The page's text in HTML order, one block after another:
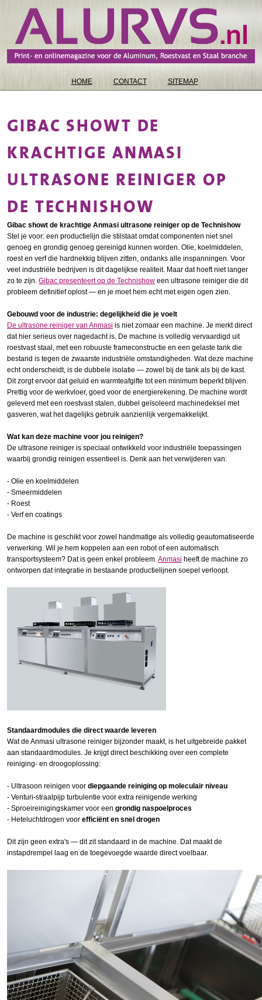
HOME CONTACT SITEMAP
GIBAC SHOWT DE
KRACHTIGE ANMASI
ULTRASONE REINIGER OP
DE TECHNISHOW
Gibac showt de krachtige Anmasi ultrasone reiniger op de Technishow
Stel je voor: een productielijn die stilstaat omdat componenten niet snel
genoeg en grondig genoeg gereinigd kunnen worden. Olie, koelmiddelen,
roest en verf die hardnekkig blijven zitten, ondanks alle inspanningen. Voor
veel industriële bedrijven is dit dagelijkse realiteit. Maar dat hoeft niet langer
zo te zijn. Gibac presenteert op de Technishow een ultrasone reiniger die dit
probleem definitief oplost — en je moet hem echt met eigen ogen zien.
Gebouwd voor de industrie: degelijkheid die je voelt
De ultrasone reiniger van Anmasi is niet zomaar een machine. Je merkt direct
dat hier serieus over nagedacht is. De machine is volledig vervaardigd uit
roestvast staal, met een robuuste frameconstructie en een gelaste tank die
bestand is tegen de zwaarste industriële omstandigheden. Wat deze machine
echt onderscheidt, is de dubbele isolatie — zowel bij de tank als bij de kast.
Dit zorgt ervoor dat geluid en warmteafgifte tot een minimum beperkt blijven.
Prettig voor de werkvloer, goed voor de energierekening. De machine wordt
geleverd met een roestvast stalen, dubbel geïsoleerd machinedeksel met
gasveren, wat het dagelijks gebruik aanzienlijk vergemakkelijkt.
Wat kan deze machine voor jou reinigen?
De ultrasone reiniger is speciaal ontwikkeld voor industriële toepassingen
waarbij grondig reinigen essentieel is. Denk aan het verwijderen van:
- Olie en koelmiddelen
- Smeermiddelen
- Roest
- Verf en coatings
De machine is geschikt voor zowel handmatige als volledig geautomatiseerde
verwerking. Wil je hem koppelen aan een robot of een automatisch
transportsysteem? Dat is geen enkel probleem.Anmasi heeft de machine zo
ontworpen dat integratie in bestaande productielijnen soepel verloopt.
Standaardmodules die direct waarde leveren
Wat de Anmasi ultrasone reiniger bijzonder maakt, is het uitgebreide pakket
aan standaardmodules. Je krijgt direct beschikking over een complete
reiniging- en droogoplossing:
- Ultrasoon reinigen voor diepgaande reiniging op moleculair niveau
- Venturi-straalpijp turbulentie voor extra reinigende werking
- Sproeireinigingskamer voor een grondig naspoelproces
- Heteluchtdrogen voor efficiënt en snel drogen
Dit zijn geen extra's — dit zit standaard in de machine. Dat maakt de
instapdrempel laag en de toegevoegde waarde direct voelbaar.